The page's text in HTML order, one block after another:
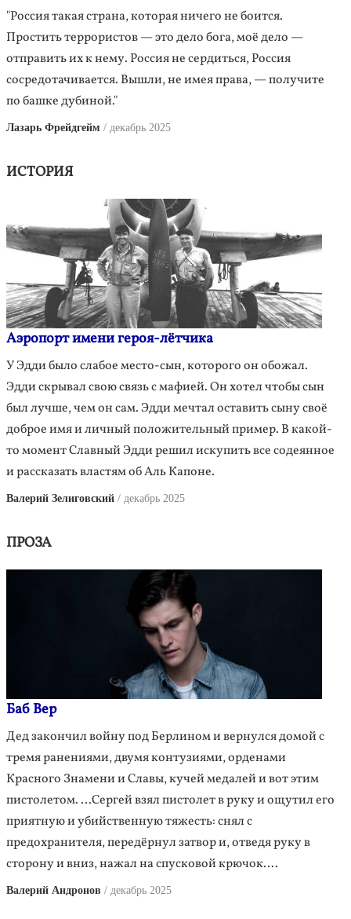
"Россия такая страна, которая ничего не боится.
Простить террористов — это дело бога, моё дело —
отправить их к нему. Россия не сердиться, Россия
сосредотачивается. Вышли, не имея права, — получите
по башке дубиной."
Лазарь Фрейдгейм декабрь 2025
ИСТОРИЯ
Аэропорт имени героя-лётчика
У Эдди было слабое место-сын, которого он обожал.
Эдди скрывал свою связь с мафией. Он хотел чтобы сын
был лучше, чем он сам. Эдди мечтал оставить сыну своё
доброе имя и личный положительный пример. В какой-
то момент Славный Эдди решил искупить все содеянное
и рассказать властям об Аль Капоне.
Валерий Зелиговский декабрь 2025
ПРОЗА
Баб Вер
Дед закончил войну под Берлином и вернулся домой с
тремя ранениями, двумя контузиями, орденами
Красного Знамени и Славы, кучей медалей и вот этим
пистолетом. …Сергей взял пистолет в руку и ощутил его
приятную и убийственную тяжесть: снял с
предохранителя, передёрнул затвор и, отведя руку в
сторону и вниз, нажал на спусковой крючок….
Валерий Андронов декабрь 2025